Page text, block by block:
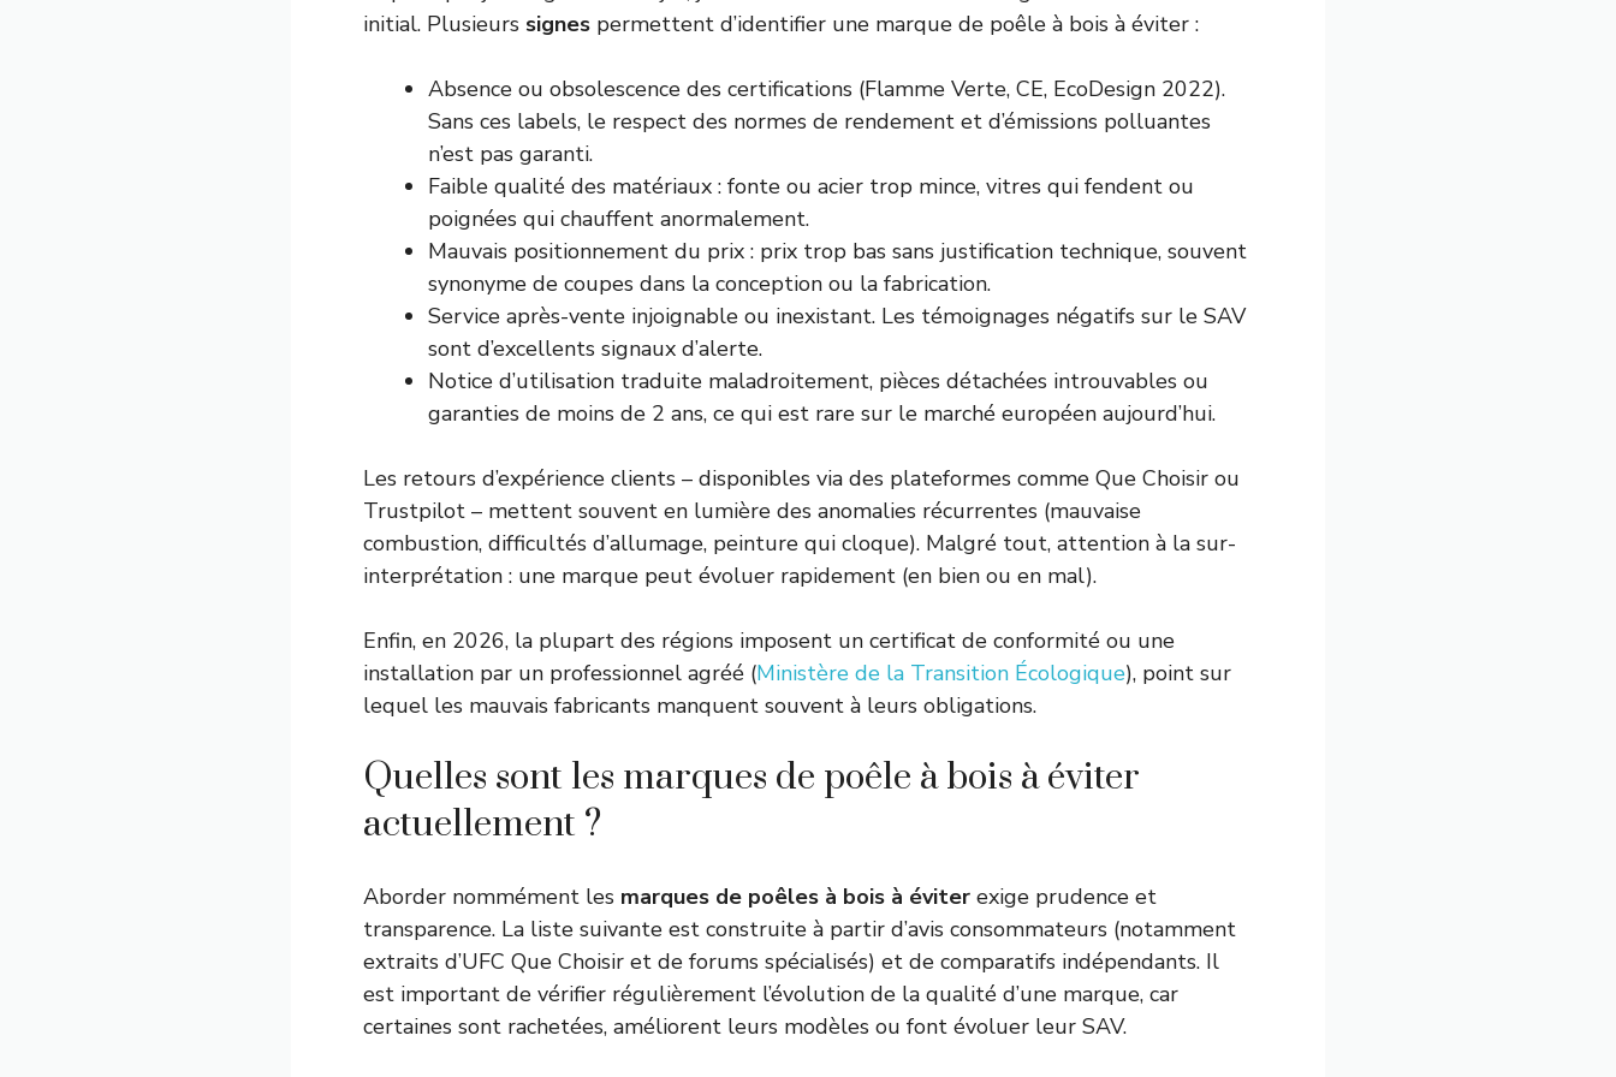
initial. Plusieurs signes permettent d’identifier une marque de poêle à bois à éviter :
Absence ou obsolescence des certifications (Flamme Verte, CE, EcoDesign 2022).
Sans ces labels, le respect des normes de rendement et d’émissions polluantes
n’est pas garanti.
Faible qualité des matériaux : fonte ou acier trop mince, vitres qui fendent ou
poignées qui chauffent anormalement.
Mauvais positionnement du prix : prix trop bas sans justification technique, souvent
synonyme de coupes dans la conception ou la fabrication.
Service après-vente injoignable ou inexistant. Les témoignages négatifs sur le SAV
sont d’excellents signaux d’alerte.
Notice d’utilisation traduite maladroitement, pièces détachées introuvables ou
garanties de moins de 2 ans, ce qui est rare sur le marché européen aujourd’hui.
Les retours d’expérience clients – disponibles via des plateformes comme Que Choisir ou
Trustpilot – mettent souvent en lumière des anomalies récurrentes (mauvaise
combustion, difficultés d’allumage, peinture qui cloque). Malgré tout, attention à la sur-
interprétation : une marque peut évoluer rapidement (en bien ou en mal).
Enfin, en 2026, la plupart des régions imposent un certificat de conformité ou une
installation par un professionnel agréé (Ministère de la Transition Écologique), point sur
lequel les mauvais fabricants manquent souvent à leurs obligations.
Quelles sont les marques de poêle à bois à éviter
actuellement ?
Aborder nommément les marques de poêles à bois à éviter exige prudence et
transparence. La liste suivante est construite à partir d’avis consommateurs (notamment
extraits d’UFC Que Choisir et de forums spécialisés) et de comparatifs indépendants. Il
est important de vérifier régulièrement l’évolution de la qualité d’une marque, car
certaines sont rachetées, améliorent leurs modèles ou font évoluer leur SAV.